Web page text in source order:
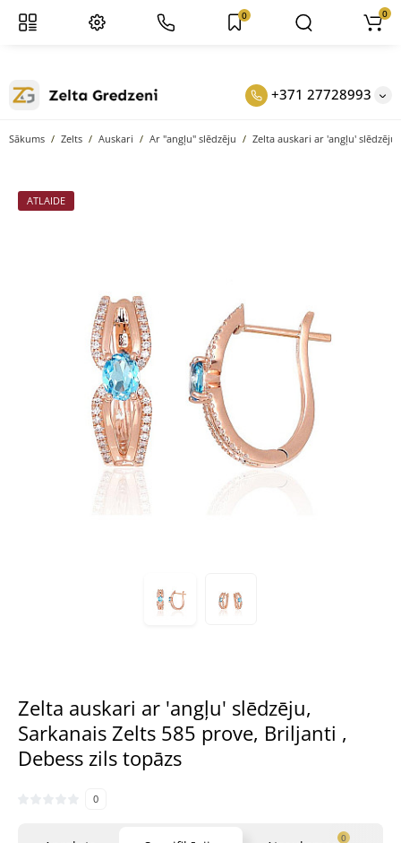
+371 27728993
0 0
Sākums Zelts Auskari Ar "angļu" slēdzēju Zelta auskari ar 'angļu'
ATLAIDE
Zelta auskari ar 'angļu' slēdzēju,
Sarkanais Zelts 585 prove, Briljanti ,
Debess zils topāzs
0
0